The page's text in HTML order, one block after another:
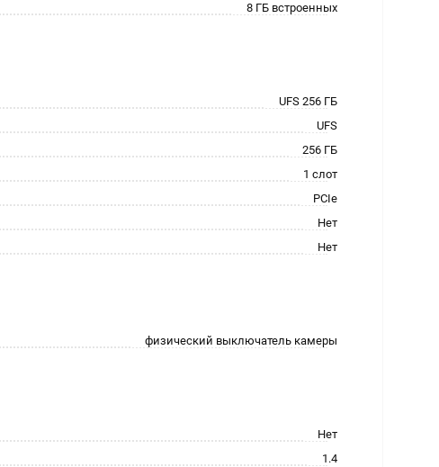
8 ГБ встроенных
UFS 256 ГБ
UFS
256 ГБ
1 слот
PCIe
Нет
Нет
физический выключатель камеры
Нет
1.4